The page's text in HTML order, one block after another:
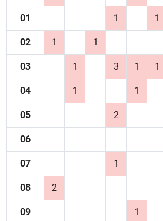
01 1 1
02 1 1
03 1 3 1 1
04 1 1
05 2
06
07 1
08 2
09 1